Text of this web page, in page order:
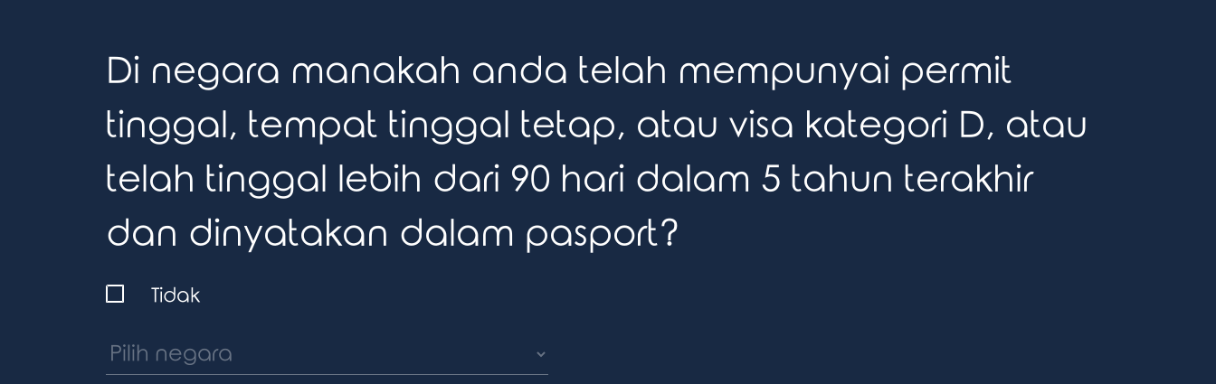
Di negara manakah anda telah mempunyai permit
tinggal, tempat tinggal tetap, atau visa kategori D, atau
telah tinggal lebih dari 90 hari dalam 5 tahun terakhir
dan dinyatakan dalam pasport?
Tidak